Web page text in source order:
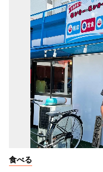
食べる